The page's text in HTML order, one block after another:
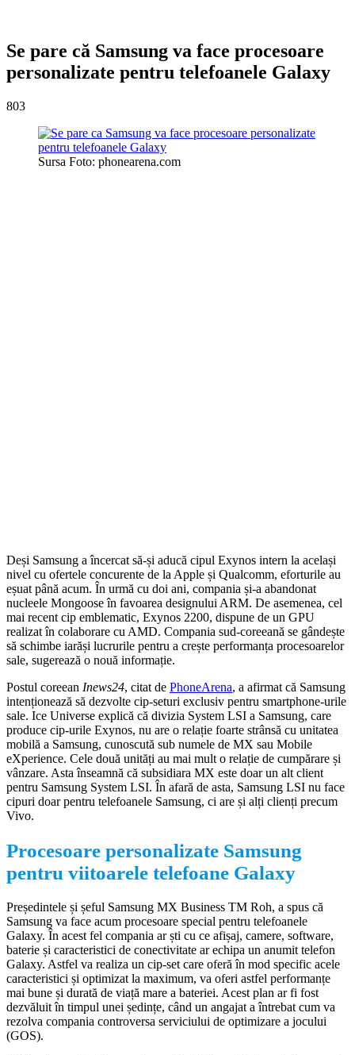
Se pare că Samsung va face procesoare
personalizate pentru telefoanele Galaxy
803
Sursa Foto: phonearena.com
Deși Samsung a încercat să-și aducă cipul Exynos intern la același
nivel cu ofertele concurente de la Apple și Qualcomm, eforturile au
eșuat până acum. În urmă cu doi ani, compania și-a abandonat
nucleele Mongoose în favoarea designului ARM. De asemenea, cel
mai recent cip emblematic, Exynos 2200, dispune de un GPU
realizat în colaborare cu AMD. Compania sud-coreeană se gândește
să schimbe iarăși lucrurile pentru a crește performanța procesoarelor
sale, sugerează o nouă informație.
Postul coreean Inews24, citat de PhoneArena, a afirmat că Samsung
intenționează să dezvolte cip-seturi exclusiv pentru smartphone-urile
sale. Ice Universe explică că divizia System LSI a Samsung, care
produce cip-urile Exynos, nu are o relație foarte strânsă cu unitatea
mobilă a Samsung, cunoscută sub numele de MX sau Mobile
eXperience. Cele două unități au mai mult o relație de cumpărare și
vânzare. Asta înseamnă că subsidiara MX este doar un alt client
pentru Samsung System LSI. În afară de asta, Samsung LSI nu face
cipuri doar pentru telefoanele Samsung, ci are și alți clienți precum
Vivo.
Procesoare personalizate Samsung
pentru viitoarele telefoane Galaxy
Președintele și șeful Samsung MX Business TM Roh, a spus că
Samsung va face acum procesoare special pentru telefoanele
Galaxy. În acest fel compania ar ști cu ce afișaj, camere, software,
baterie și caracteristici de conectivitate ar echipa un anumit telefon
Galaxy. Astfel va realiza un cip-set care oferă în mod specific acele
caracteristici și optimizat la maximum, va oferi astfel performanțe
mai bune și durată de viață mare a bateriei. Acest plan ar fi fost
dezvăluit în timpul unei ședințe, când un angajat a întrebat cum va
rezolva compania controversa serviciului de optimizare a jocului
(GOS).